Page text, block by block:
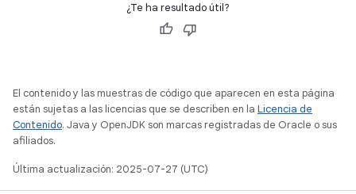
¿Te ha resultado útil?
El contenido y las muestras de código que aparecen en esta página
están sujetas a las licencias que se describen en la Licencia de
Contenido. Java y OpenJDK son marcas registradas de Oracle o sus
afiliados.
Última actualización: 2025-07-27 (UTC)